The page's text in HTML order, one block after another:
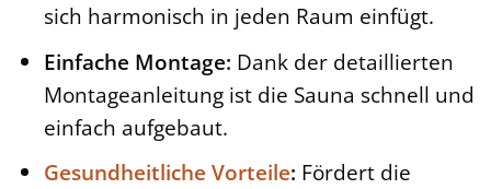
sich harmonisch in jeden Raum einfügt.
Einfache Montage: Dank der detaillierten
Montageanleitung ist die Sauna schnell und
einfach aufgebaut.
Gesundheitliche Vorteile: Fördert die